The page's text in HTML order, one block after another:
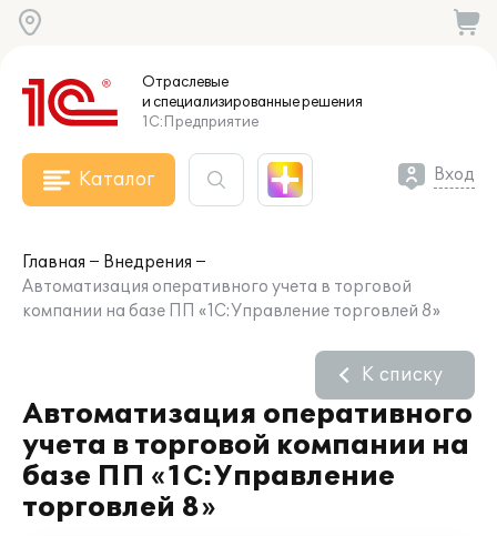
Отраслевые
и специализированныерешения
1С:Предприятие
Каталог Вход
Главная
Внедрения
Автоматизация оперативного учета в торговой
компании на базе ПП «1С:Управление торговлей 8»
Автоматизация оперативного
учета в торговой компании на
базе ПП «1С:Управление
торговлей 8»
К списку